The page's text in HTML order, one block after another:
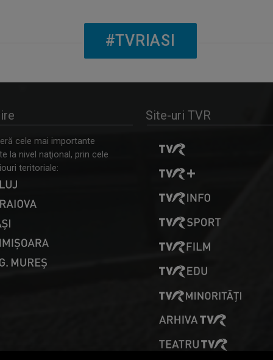
#TVRIASI
cele mai importante
la nivel naţional, prin cele
teritoriale:
Site-uri TVR